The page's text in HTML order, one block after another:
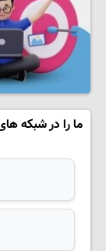
ما را در شبکه